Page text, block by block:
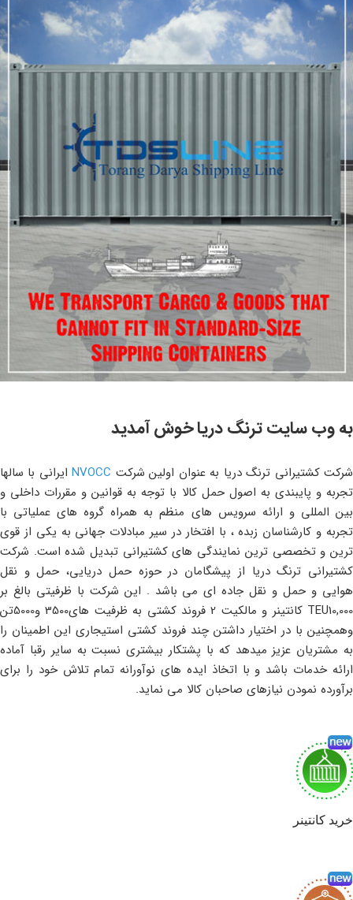
به وب سایت ترنگ دریا خوش آمدید
شرکت کشتیرانی ترنگ دریا به عنوان اولین شرکت NVOCCایرانی با سالها
تجربه و پایبندی به اصول حمل کالا با توجه به قوانین و مقررات داخلی و
بین المللی و ارائه سرویس های منظم به همراه گروه های عملیاتی با
تجربه و کارشناسان زبده ، با افتخار در سیر مبادلات جهانی به یکی از قوی
ترین و تخصصی ترین نمایندگی های کشتیرانی تبدیل شده است. شرکت
کشتیرانی ترنگ دریا از پیشگامان در حوزه حمل دریایی، حمل و نقل
هوایی و حمل و نقل جاده ای می باشد . این شرکت با ظرفیتی بالغ بر
TEU10,000 کانتینر و مالکیت 2 فروند کشتی به ظرفیت های3500 و5000تن
وهمچنین با در اختیار داشتن چند فروند کشتی استیجاری این اطمینان را
به مشتریان عزیز میدهد که با پشتکار بیشتری نسبت به سایر رقبا آماده
ارائه خدمات باشد و با اتخاذ ایده های نوآورانه تمام تلاش خود را برای
برآورده نمودن نیازهای صاحبان کالا می نماید.
خرید کانتینر